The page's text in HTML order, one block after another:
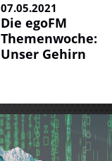
07.05.2021
Die egoFM
Themenwoche:
Unser Gehirn